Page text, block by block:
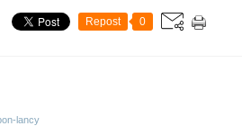
Repost 0
lancy